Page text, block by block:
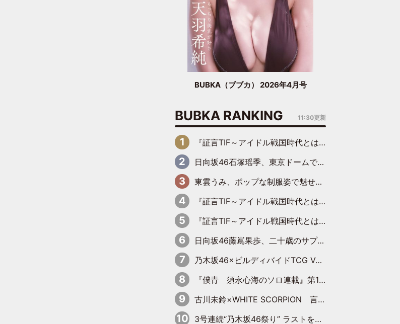
BUBKA（ブブカ） 2026年4月号
BUBKA RANKING 11:30更新
『証言TIF～アイドル戦国時代とはなんだったのか～』第6回：でんぱ組.inc・古川未鈴×相沢梨紗「『ハロプロやりたかったな』って言ったら、夢眠ねむさんに『てめえはでんぱ組．incなんだよ！』って肩パンされて(笑)」
日向坂46石塚瑶季、東京ドームで“観戦バレ”！ ナイツ・塙も認めた「巨人に詳しすぎるアイドル」は元VENUSスクール生で杉内コーチ推し⁉
東雲うみ、ポップな制服姿で魅せる“東雲グリーン”の正体
『証言TIF～アイドル戦国時代とはなんだったのか～』第8回：Negicco・Nao☆×Megu×Kaede「東京からオファーが来たのと、梨の皮剥きとどっちが大事なんだって」
『証言TIF～アイドル戦国時代とはなんだったのか～』第10回：さくら学院・武藤彩未×飯田らうら「正直、中3で辞めるというのを信じてなくて。そう言われてはいたけど、嘘でしょって」
日向坂46藤嶌果歩、二十歳のサプライズバースデーに大喜び「頼られる先輩になれるように努力していきたい」
乃木坂46×ビルディバイドTCG Vol.2公開 賀喜遥香＆田村真佑が『京まふ』ステージに登壇
『僕青 須永心海のソロ連載』第18回：「バーゲンセールハンターみうな inしまむら」編
古川未鈴×WHITE SCORPION 言葉が背中を押した“それぞれの決意”
3号連続“乃木坂46祭り” ラストを飾るのは賀喜遥香…5年ぶりの登場に「5年分大人になった私を見ていただけたら」